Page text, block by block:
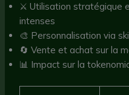
⚔️ Utilisation stratégique
intenses
🎨 Personnalisation via
🔄 Vente et achat sur la
📊 Impact sur la